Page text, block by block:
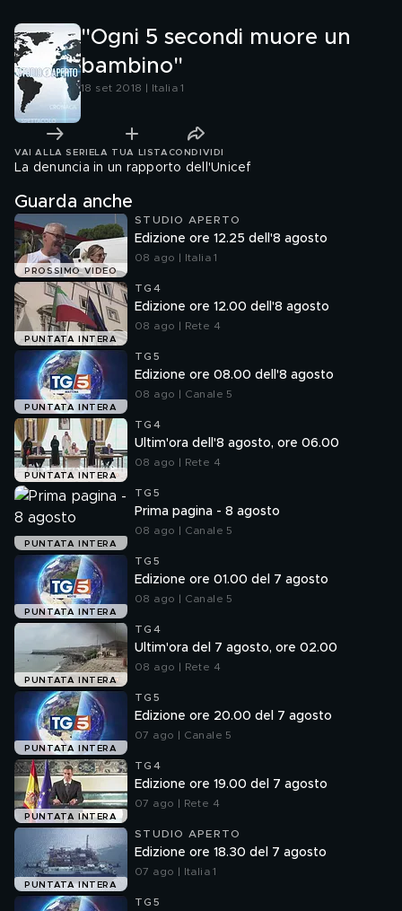
"Ogni 5 secondi muore un
bambino"
18 set 2018 | Italia 1
VAI ALLA SERIE LA TUA LISTA CONDIVIDI
La denuncia in un rapporto dell'Unicef
Guarda anche
PROSSIMO VIDEO
STUDIO APERTO
Edizione ore 12.25 dell'8 agosto
08 ago | Italia 1
PUNTATA INTERA
TG4
Edizione ore 12.00 dell'8 agosto
08 ago | Rete 4
PUNTATA INTERA
TG5
Edizione ore 08.00 dell'8 agosto
08 ago | Canale 5
PUNTATA INTERA
TG4
Ultim'ora dell'8 agosto, ore 06.00
08 ago | Rete 4
PUNTATA INTERA
TG5
Prima pagina - 8 agosto
08 ago | Canale 5
PUNTATA INTERA
TG5
Edizione ore 01.00 del 7 agosto
08 ago | Canale 5
PUNTATA INTERA
TG4
Ultim'ora del 7 agosto, ore 02.00
08 ago | Rete 4
PUNTATA INTERA
TG5
Edizione ore 20.00 del 7 agosto
07 ago | Canale 5
PUNTATA INTERA
TG4
Edizione ore 19.00 del 7 agosto
07 ago | Rete 4
PUNTATA INTERA
STUDIO APERTO
Edizione ore 18.30 del 7 agosto
07 ago | Italia 1
TG5